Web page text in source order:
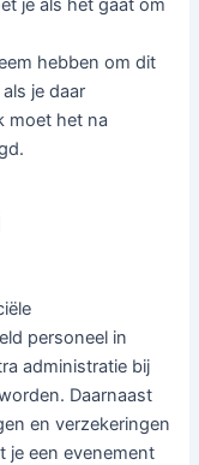
je als het gaat om
hebben om dit
je daar
moet het na
personeel in
administratie bij
Daarnaast
en verzekeringen
je een evenement